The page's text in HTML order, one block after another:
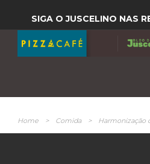
SIGA O JUSCELINO NAS
Home > Comida > Harmonização